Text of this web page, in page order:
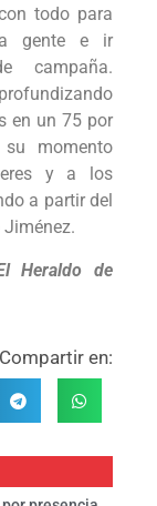
todo para
gente e ir
campaña.
en un 75 por
momento
y a los
a partir del
Jiménez.
Heraldo de
Compartir en: